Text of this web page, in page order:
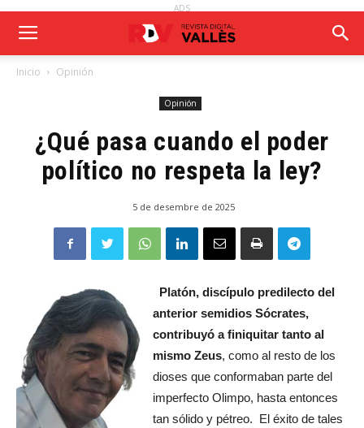
ADS
Inicio Opinión
Opinión
¿Qué pasa cuando el poder
político no respeta la ley?
5 de desembre de 2025
Platón, discípulo predilecto del
anterior semidios Sócrates,
contribuyó a finiquitar tanto al
mismo Zeus, como al resto de los
dioses que conformaban parte del
imperfecto Olimpo, hasta entonces
tan sólido y pétreo. El éxito de tales